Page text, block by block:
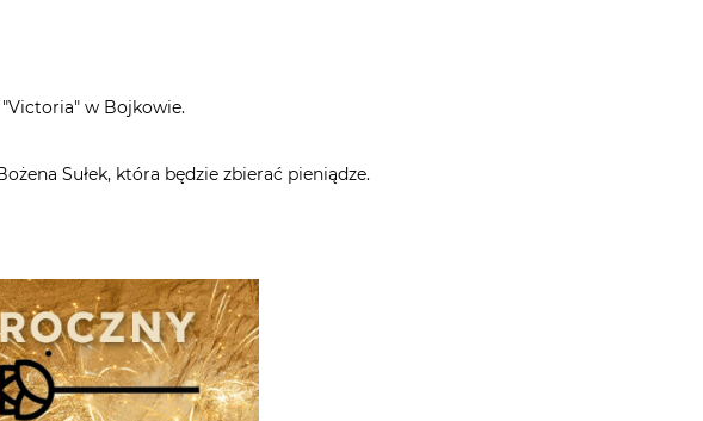
"Victoria" w Bojkowie.
Sułek, która będzie zbierać pieniądze.